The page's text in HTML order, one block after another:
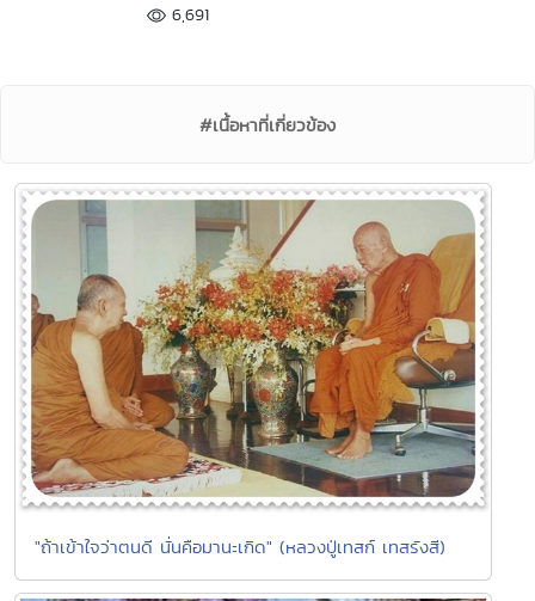
6,691
#เนื้อหาที่เกี่ยวข้อง
"ถ้าเข้าใจว่าตนดี นั่นคือมานะเกิด" (หลวงปู่เทสก์ เทสรังสี)